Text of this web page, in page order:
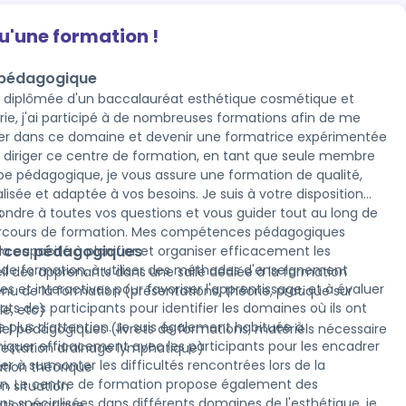
formation !
, diplômée d'un baccalauréat esthétique cosmétique et
j'ai participé à de nombreuses formations afin de me
dans ce domaine et devenir une formatrice expérimentée
pédagogique, je vous assure une formation de qualité,
et adaptée à vos besoins. Je suis à votre disposition
à toutes vos questions et vous guider tout au long de
Mes compétences pédagogiques
capacité à planifier et organiser efficacement les
formation, à utiliser des méthodes d'enseignement
et interactives pour favoriser l'apprentissage, et à évaluer
des participants pour identifier les domaines où ils ont
plus d’attention. Je suis également habituée à
efficacement avec les participants pour les encadrer
à surmonter les difficultés rencontrées lors de la
des
pédagogiques
des apprenants dans une salle dédiée à la formation
de la formation (présentations, théorie, pratique sur
etc)
pédagogiques (livrets de formations, matériels nécessaire
drainage lymphatique)
théorique
situation